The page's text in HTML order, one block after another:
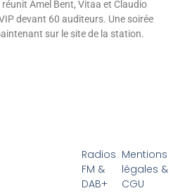
Amel Bent, Vitaa et Claudio
devant 60 auditeurs. Une soirée
sur le site de la station.
Radios
FM &
DAB+
Mentions
légales &
CGU